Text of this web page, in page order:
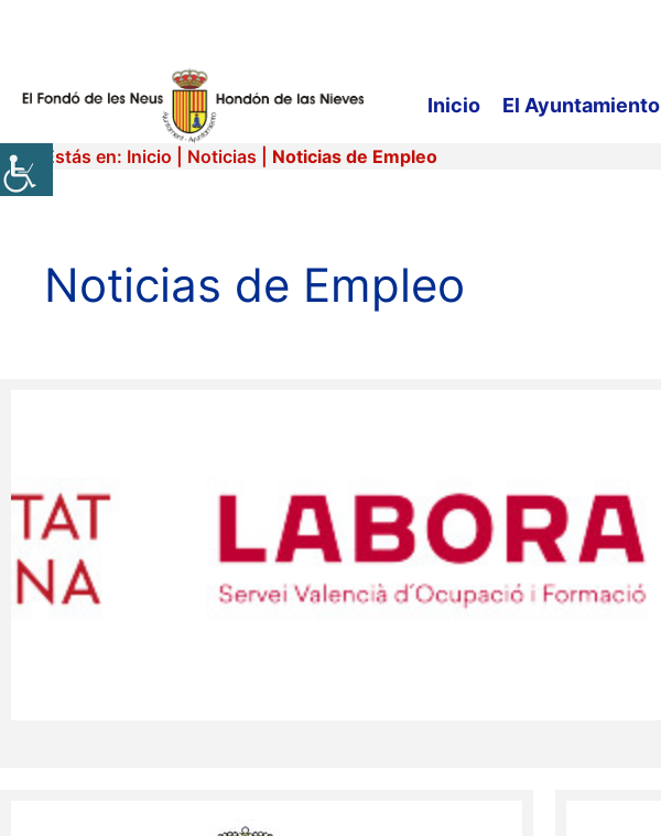
Inicio El Ayuntamiento
Estás en: Inicio Noticias Noticias de Empleo
Noticias de Empleo